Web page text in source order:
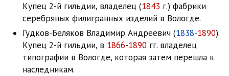
Купец 2-й гильдии, владелец (1843 г.) фабрики
серебряных филигранных изделий в Вологде.
Гудков-Беляков Владимир Андреевич (1838-1890).
Купец 2-й гильдии, в 1866-1890 гг. владелец
типографии в Вологде, которая затем перешла к
наследникам.